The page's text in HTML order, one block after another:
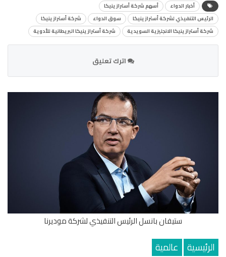
أخبار الدواء
أسهم شركة أسترازينيكا
الرئيس التنفيذي لشركة أسترازينيكا
سوق الدواء
شركة أسترازينيكا
شركة أسترازينيكا الانجليزية السويدية
شركة أسترازينيكا البريطانية للأدوية
اترك تعليق
ستيفان بانسل الرئيس التنفيذي لشركة موديرنا
الرئيسية عالمية